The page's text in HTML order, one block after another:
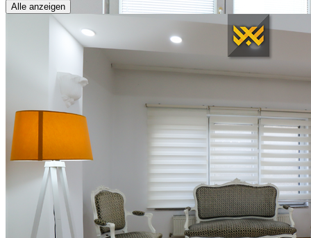
Alle anzeigen